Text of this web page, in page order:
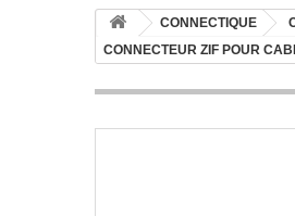
CONNECTIQUE
CONNECTEUR ZIF POUR